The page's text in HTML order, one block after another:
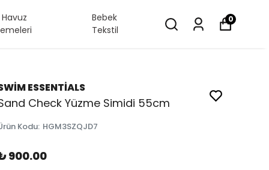
Bebek
Tekstil
0
ESSENTİALS
Check Yüzme Simidi 55cm
Kodu: HGM3SZQJD7
900.00